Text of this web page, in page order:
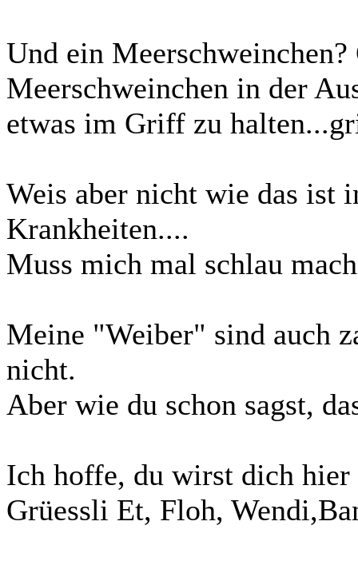
Und ein
Meerschweinchen in der
etwas im Griff zu
Weis aber nicht wie das ist
Krankheiten....
Muss mich mal schlau
Meine "Weiber" sind auch
nicht.
Aber wie du schon sagst,
Ich hoffe, du wirst dich
Grüessli Et, Floh,